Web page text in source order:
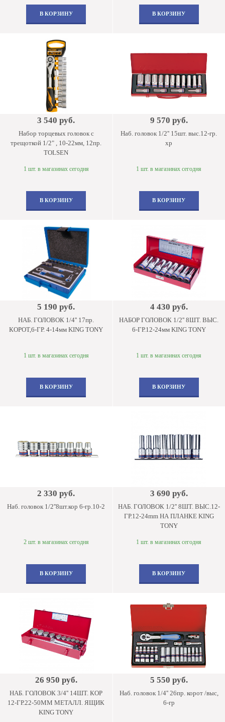
В КОРЗИНУ В КОРЗИНУ
3 540 руб.
Набор торцевых головок с
трещоткой 1/2" , 10-22мм, 12пр.
TOLSEN
1 шт. в магазинах сегодня
В КОРЗИНУ
9 570 руб.
Наб. головок 1/2'' 15шт. выс.12-гр.
хр
1 шт. в магазинах сегодня
В КОРЗИНУ
5 190 руб.
НАБ. ГОЛОВОК 1/4'' 17пр.
КОРОТ,6-ГР. 4-14мм KING TONY
1 шт. в магазинах сегодня
В КОРЗИНУ
4 430 руб.
НАБОР ГОЛОВОК 1/2'' 8ШТ. ВЫС.
6-ГР.12-24мм KING TONY
1 шт. в магазинах сегодня
В КОРЗИНУ
2 330 руб.
Наб. головок 1/2''8шт.кор 6-гр.10-2
2 шт. в магазинах сегодня
В КОРЗИНУ
3 690 руб.
НАБ. ГОЛОВОК 1/2'' 8ШТ. ВЫС.12-
ГР.12-24mm НА ПЛАНКЕ KING
TONY
1 шт. в магазинах сегодня
В КОРЗИНУ
26 950 руб.
НАБ. ГОЛОВОК 3/4'' 14ШТ. КОР
12-ГР.22-50ММ МЕТАЛЛ. ЯЩИК
KING TONY
5 550 руб.
Наб. головок 1/4'' 26пр. корот /выс,
6-гр